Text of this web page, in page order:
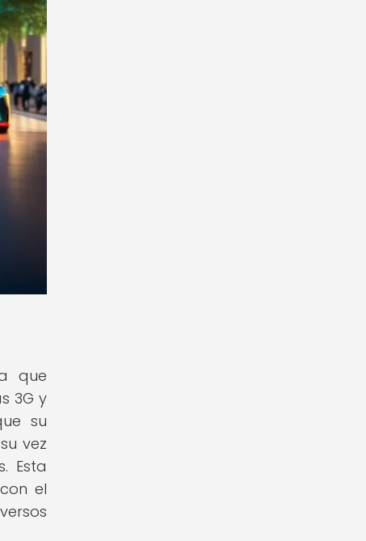
que
3G y
su
vez
Esta
el